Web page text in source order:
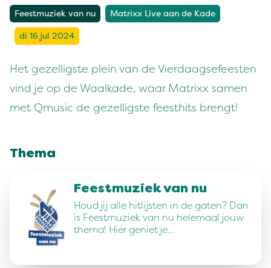
Feestmuziek van nu Matrixx Live aan de Kade
di 16 jul 2024
Het gezelligste plein van de Vierdaagsefeesten
vind je op de Waalkade, waar Matrixx samen
met Qmusic de gezelligste feesthits brengt!
Thema
Feestmuziek van nu
Houd jij alle hitlijsten in de gaten? Dan
is Feestmuziek van nu helemaal jouw
thema! Hier geniet je…